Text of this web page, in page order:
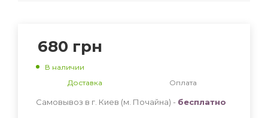
680 грн
В наличии
Доставка
Оплата
Самовывоз в г. Киев (м. Почайна) - бесплатно